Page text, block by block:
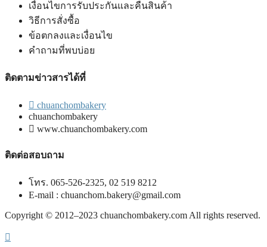
เงื่อนไขการรับประกันและคืนสินค้า
วิธีการสั่งซื้อ
ข้อตกลงและเงื่อนไข
คำถามที่พบบ่อย
ติดตามข่าวสารได้ที่
chuanchombakery
chuanchombakery
www.chuanchombakery.com
ติดต่อสอบถาม
โทร. 065-526-2325, 02 519 8212
E-mail : chuanchom.bakery@gmail.com
Copyright © 2012–2023 chuanchombakery.com All rights reserved.